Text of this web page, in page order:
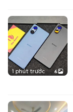
1 phút trước 6